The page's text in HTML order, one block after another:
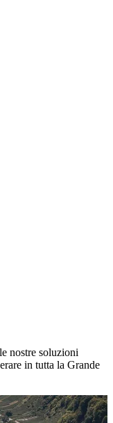
nostre soluzioni
in tutta la Grande